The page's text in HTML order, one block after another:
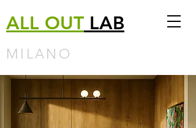
ALL OUT LAB
MILANO